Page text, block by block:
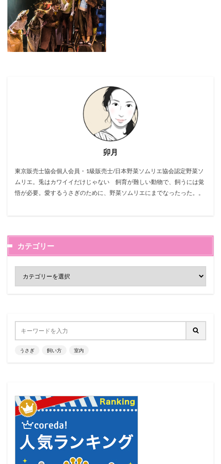
卯月
東京販売士協会個人会員・1級販売士/日本野菜ソムリエ協会認定野菜ソ
ムリエ。兎はカワイイだけじゃない 飼育が難しい動物で、飼うには覚
悟が必要。愛するうさぎのために、野菜ソムリエにまでなったった。。
カテゴリー
うさぎ 飼い方 室内